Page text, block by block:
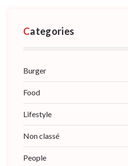
Categories
Burger
Food
Lifestyle
Non classé
People